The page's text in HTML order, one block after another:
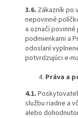
3.6. Zákazník po
nepovinné
a označí povinné
podmienkami a
odoslaní
potvrdzujúci e-
Práva a
4.1.
službu riadne a
alebo